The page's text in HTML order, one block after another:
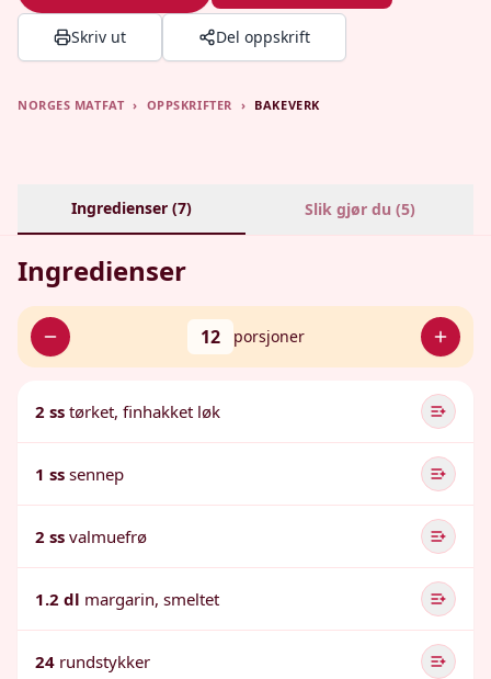
Skriv ut Del oppskrift
NORGES MATFAT › OPPSKRIFTER › BAKEVERK
Ingredienser (7) Slik gjør du (5)
Ingredienser
12 porsjoner
2 ss tørket, finhakket løk
1 ss sennep
2 ss valmuefrø
1.2 dl margarin, smeltet
24 rundstykker